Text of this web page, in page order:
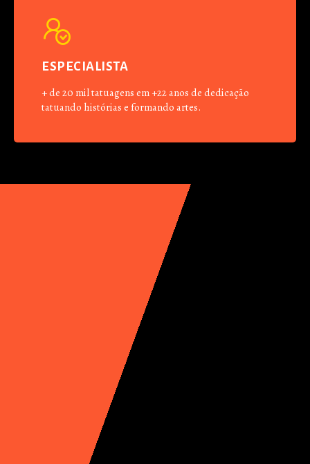
ESPECIALISTA
+ de 20 mil tatuagens em +22 anos de dedicação
tatuando histórias e formando artes.